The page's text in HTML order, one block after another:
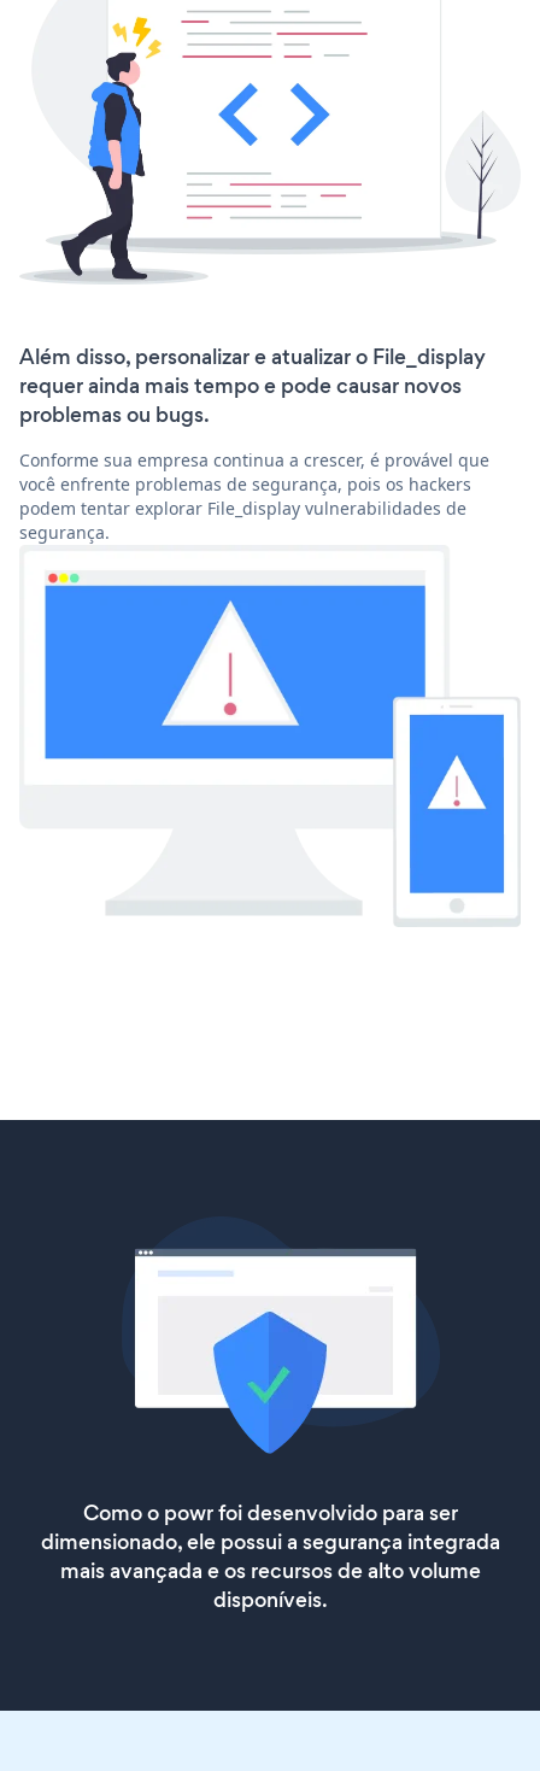
Além disso, personalizar e atualizar o File_display
requer ainda mais tempo e pode causar novos
problemas ou bugs.
Conforme sua empresa continua a crescer, é provável que
você enfrente problemas de segurança, pois os hackers
podem tentar explorar File_display vulnerabilidades de
segurança.
Como o powr foi desenvolvido para ser
dimensionado, ele possui a segurança integrada
mais avançada e os recursos de alto volume
disponíveis.